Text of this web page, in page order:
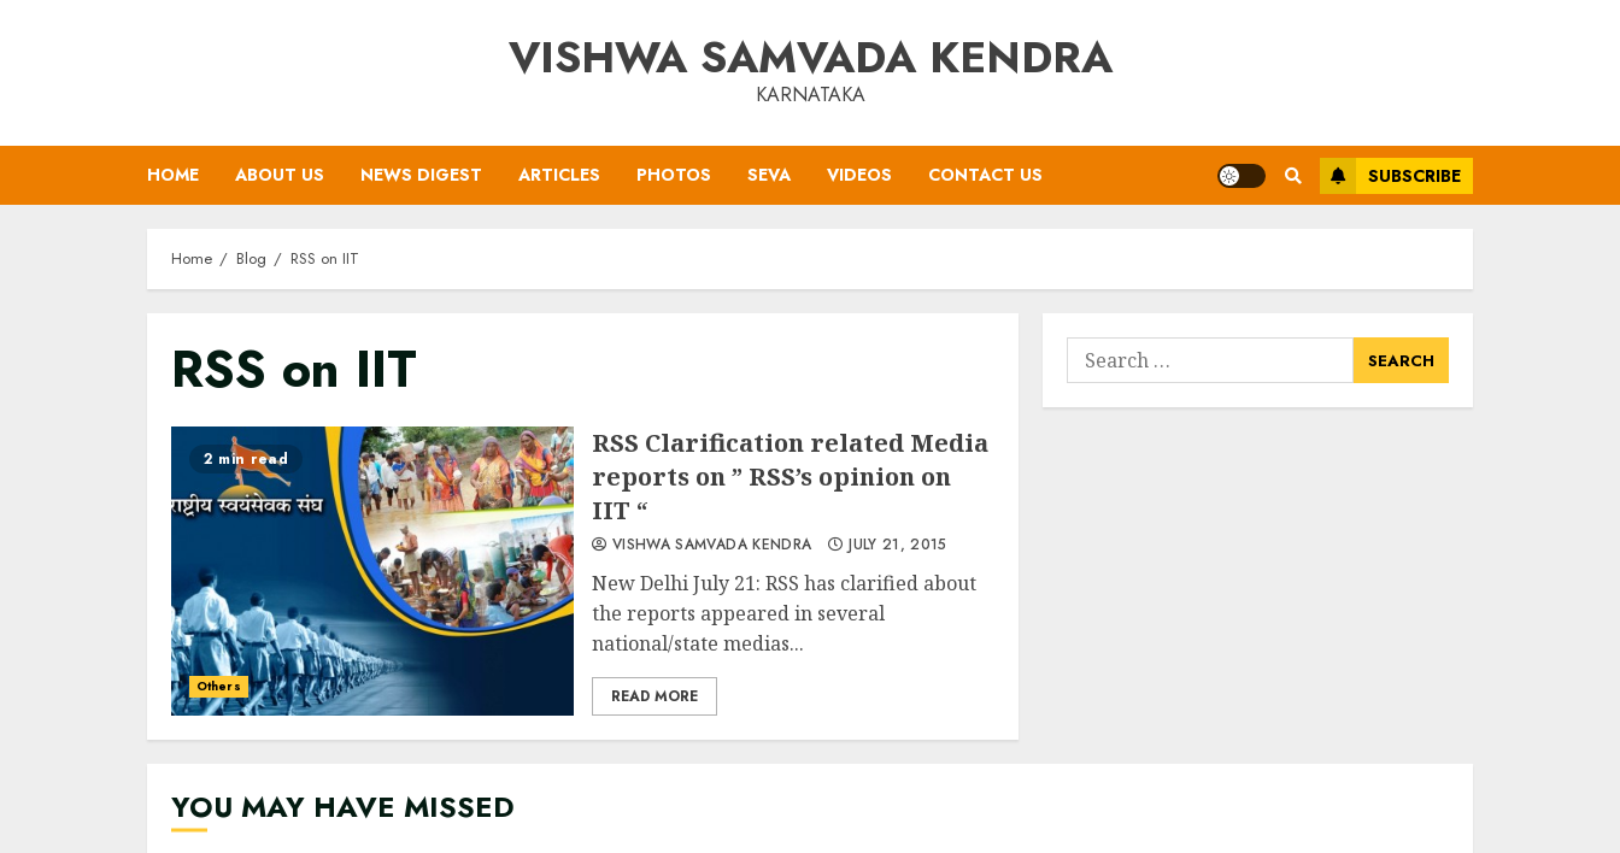
VISHWA SAMVADA KENDRA
KARNATAKA
HOME ABOUT US NEWS DIGEST ARTICLES PHOTOS SEVA VIDEOS CONTACT US SUBSCRIBE
Home Blog RSS on IIT
RSS on IIT
2 min read
Others
RSS Clarification related Media
reports on ” RSS’s opinion on
IIT “
VISHWA SAMVADA KENDRA JULY 21, 2015
New Delhi July 21: RSS has clarified about
the reports appeared in several
national/state medias...
READ MORE
Search
for:
YOU MAY HAVE MISSED